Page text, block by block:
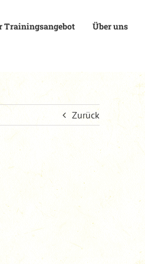
Trainingsangebot Über uns
Zurück